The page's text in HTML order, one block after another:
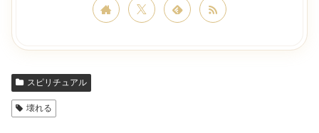
スピリチュアル
壊れる